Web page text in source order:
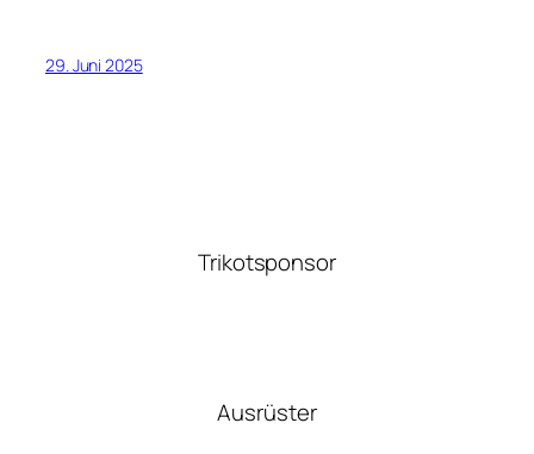
29. Juni 2025
Trikotsponsor
Ausrüster